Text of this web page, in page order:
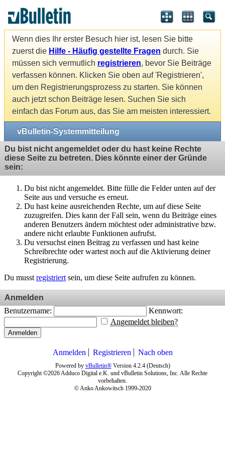
Wenn dies Ihr erster Besuch hier ist, lesen Sie bitte
zuerst die Hilfe - Häufig gestellte Fragen durch. Sie
müssen sich vermutlich registrieren, bevor Sie Beiträge
verfassen können. Klicken Sie oben auf 'Registrieren',
um den Registrierungsprozess zu starten. Sie können
auch jetzt schon Beiträge lesen. Suchen Sie sich
einfach das Forum aus, das Sie am meisten interessiert.
vBulletin-Systemmitteilung
Du bist nicht angemeldet oder du hast keine Rechte
diese Seite zu betreten. Dies könnte einer der Gründe
sein:
Du bist nicht angemeldet. Bitte fülle die Felder unten auf der
Seite aus und versuche es erneut.
Du hast keine ausreichenden Rechte, um auf diese Seite
zuzugreifen. Dies kann der Fall sein, wenn du Beiträge eines
anderen Benutzers ändern möchtest oder administrative bzw.
andere nicht erlaubte Funktionen aufrufst.
Du versuchst einen Beitrag zu verfassen und hast keine
Schreibrechte oder wartest noch auf die Aktivierung deiner
Registrierung.
Du musst registriert sein, um diese Seite aufrufen zu können.
Anmelden
Benutzername:
Kennwort:
Angemeldet bleiben?
Anmelden
Anmelden Registrieren Nach oben
Powered by vBulletin®Version 4.2.4 (Deutsch)
Copyright ©2026 Adduco Digital e.K. und vBulletin Solutions, Inc. Alle Rechte
vorbehalten.
© Anko Ankowitsch 1999-2020